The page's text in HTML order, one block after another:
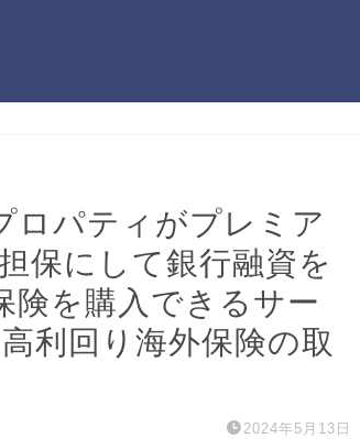
ロパティがプレミア
保にして銀行融資を
険を購入できるサー
利回り海外保険の取
2024年5月13日